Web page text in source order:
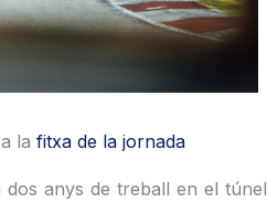
la fitxa de la jornada
dos anys de treball en el túnel